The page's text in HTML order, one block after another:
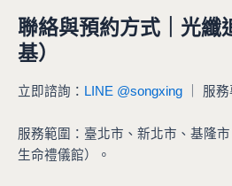
聯絡與預約方式｜光纖
基）
立即諮詢： LINE @songxing ｜ 服
服務範圍：臺北市、新北市、基隆
生命禮儀館）。